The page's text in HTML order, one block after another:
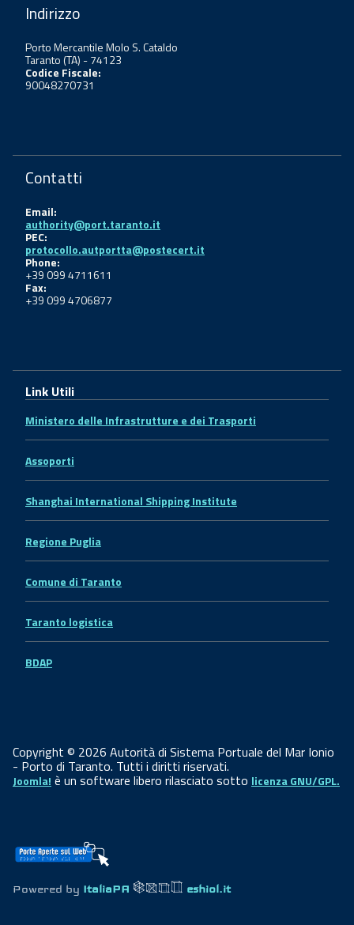
Indirizzo
Porto Mercantile Molo S. Cataldo
Taranto (TA) - 74123
Codice Fiscale:
90048270731
Contatti
Email:
authority@port.taranto.it
PEC:
protocollo.autportta@postecert.it
Phone:
+39 099 4711611
Fax:
+39 099 4706877
Link Utili
Ministero delle Infrastrutture e dei Trasporti
Assoporti
Shanghai International Shipping Institute
Regione Puglia
Comune di Taranto
Taranto logistica
BDAP
Copyright © 2026 Autorità di Sistema Portuale del Mar Ionio
- Porto di Taranto. Tutti i diritti riservati.
Joomla! è un software libero rilasciato sotto licenza GNU/GPL.
Powered by ItaliaPA eshiol.it